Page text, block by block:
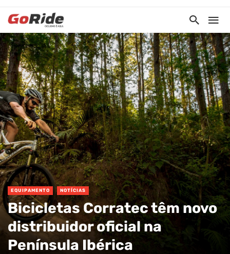
EQUIPAMENTO NOTÍCIAS
Bicicletas Corratec têm novo
distribuidor oficial na
Península Ibérica